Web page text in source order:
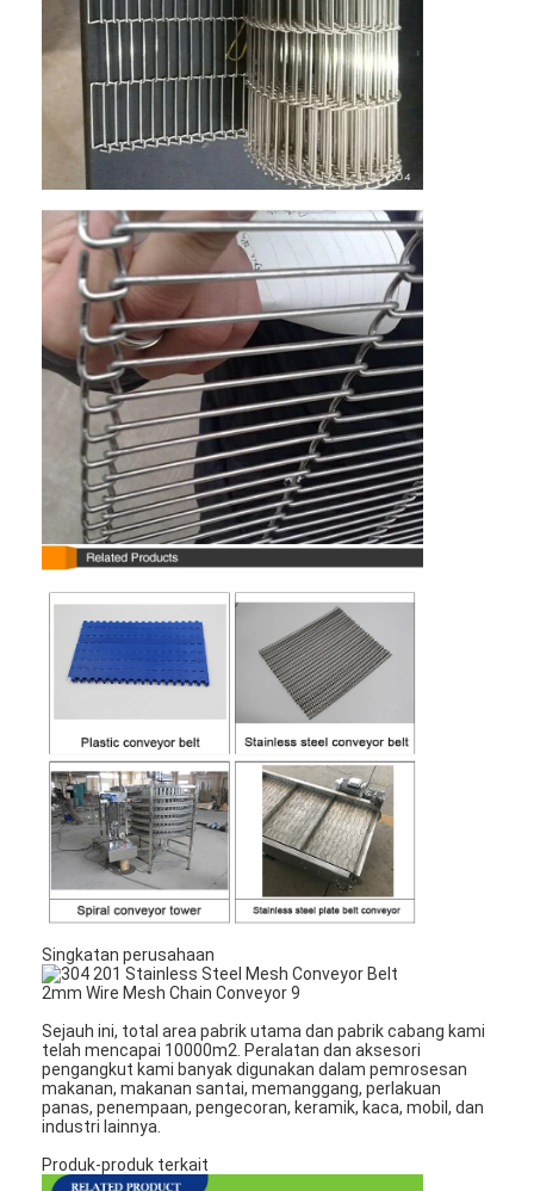
Singkatan perusahaan
Sejauh ini, total area pabrik utama dan pabrik cabang kami
telah mencapai 10000m2. Peralatan dan aksesori
pengangkut kami banyak digunakan dalam pemrosesan
makanan, makanan santai, memanggang, perlakuan
panas, penempaan, pengecoran, keramik, kaca, mobil, dan
industri lainnya.
Produk-produk terkait